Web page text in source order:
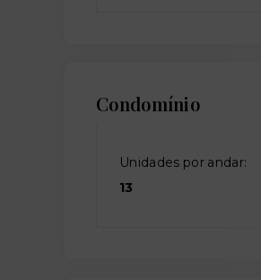
Condomínio
Unidades por andar:
13